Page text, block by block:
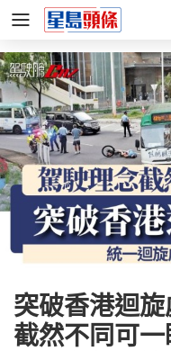
突破香港迴
截然不同可